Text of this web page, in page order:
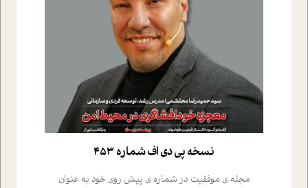
نسخه پي دي اف شماره 453
مجله ی موفقیت در شماره ی پیش روی خود به عنوان